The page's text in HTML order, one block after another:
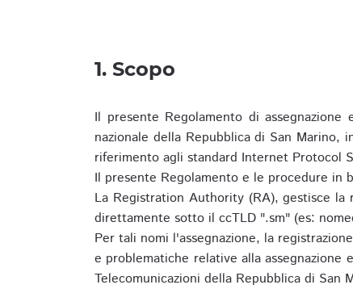
1. Scopo
Il presente Regolamento di
nazionale della Repubblica di San
riferimento agli standard Internet Protocol
Il presente Regolamento e le procedure in
La Registration Authority (RA), gestisce
direttamente sotto il ccTLD ".sm" (es:
Per tali nomi l'assegnazione, la
e problematiche relative alla
Telecomunicazioni della Repubblica di San